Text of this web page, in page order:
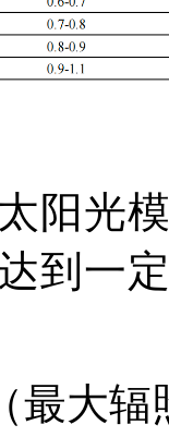
阳光
到一
最大辐